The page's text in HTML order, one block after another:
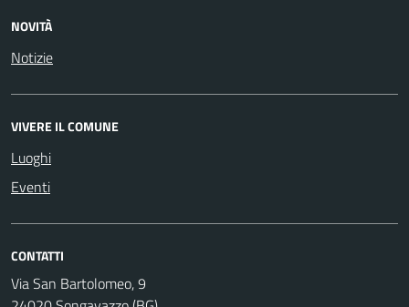
NOVITÀ
Notizie
VIVERE IL COMUNE
Luoghi
Eventi
CONTATTI
Via San Bartolomeo, 9